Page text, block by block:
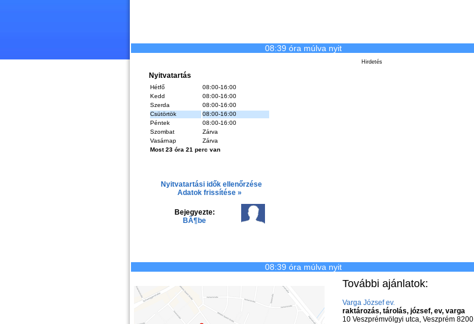
08:39 óra múlva nyit
Hirdetés
Nyitvatartás
Hétfő
08:00-16:00
Kedd
08:00-16:00
Szerda
08:00-16:00
Csütörtök
08:00-16:00
Péntek
08:00-16:00
Szombat
Zárva
Vasárnap
Zárva
Most 23 óra 21 perc van
Nyitvatartási idők ellenőrzése
Adatok frissítése »
Bejegyezte:
BÃ¶be
08:39 óra múlva nyit
További ajánlatok:
Varga József ev.
raktározás, tárolás, józsef, ev, varga
10 Veszprémvölgyi utca, Veszprém 8200